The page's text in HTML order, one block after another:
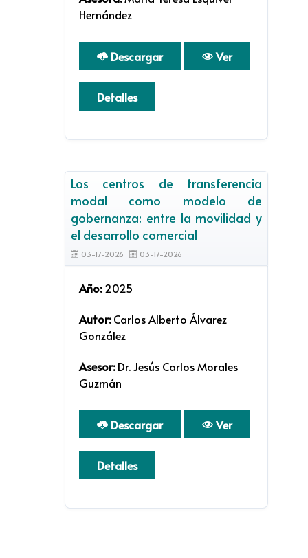
Hernández
Descargar Ver
Detalles
Los centros de transferencia
modal como modelo de
gobernanza: entre la movilidad y
el desarrollo comercial
03-17-2026 03-17-2026
Año:2025
Autor:Carlos Alberto Álvarez
González
Asesor:Dr. Jesús Carlos Morales
Guzmán
Descargar Ver
Detalles